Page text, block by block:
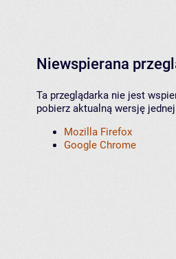
Niewspierana
Ta przeglądarka nie jest
pobierz aktualną wersję
Mozilla Firefox
Google Chrome